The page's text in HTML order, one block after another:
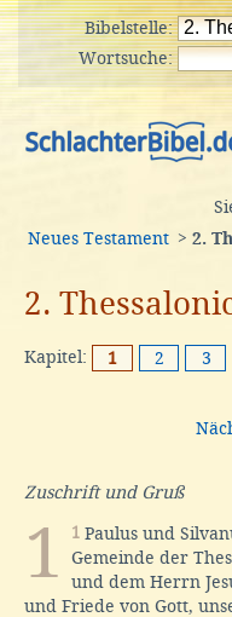
Bibelstelle:
Wortsuche:
Neues Testament > 2.
2.
Kapitel: 1 2 3
Zuschrift und Gruß
1 1 Paulus und
Gemeinde der
und dem Herrn
und Friede von Gott,